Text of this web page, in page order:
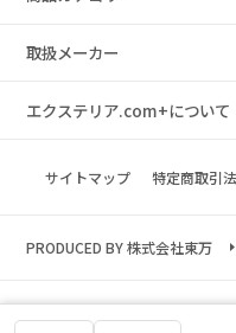
取扱メーカー
エクステリア.com+について
サイトマップ 特定商取引
PRODUCED BY 株式会社東万
Copyright © 2023